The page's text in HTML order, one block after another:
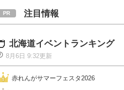
注目情報
北海道イベントランキング
8月6日 9:32更新
赤れんがサマーフェスタ2026